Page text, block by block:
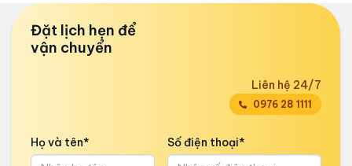
Đặt lịch hẹn để
vận chuyển
Liên hệ 24/7
0976 28 1111
Họ và tên* Số điện thoại*